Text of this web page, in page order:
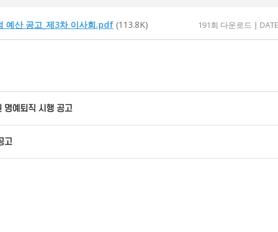
예산 공고_제3차 이사회.pdf(113.8K) 191회 다운로드 |
예퇴직 시행 공고
고